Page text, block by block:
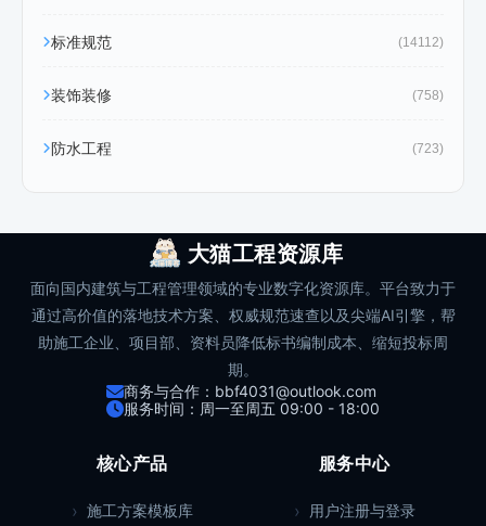
标准规范 (14112)
装饰装修 (758)
防水工程 (723)
大猫工程资源库
面向国内建筑与工程管理领域的专业数字化资源库。平台致力于
通过高价值的落地技术方案、权威规范速查以及尖端AI引擎，帮
助施工企业、项目部、资料员降低标书编制成本、缩短投标周
期。
商务与合作：bbf4031@outlook.com
服务时间：周一至周五 09:00 - 18:00
核心产品
施工方案模板库
服务中心
用户注册与登录